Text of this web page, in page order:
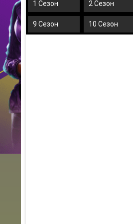
1 Сезон 2 Сезон
9 Сезон 10 Сезон